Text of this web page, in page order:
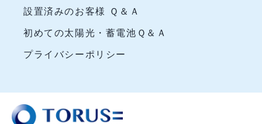
設置済みのお客様 Ｑ＆Ａ
初めての太陽光・蓄電池Ｑ＆Ａ
プライバシーポリシー